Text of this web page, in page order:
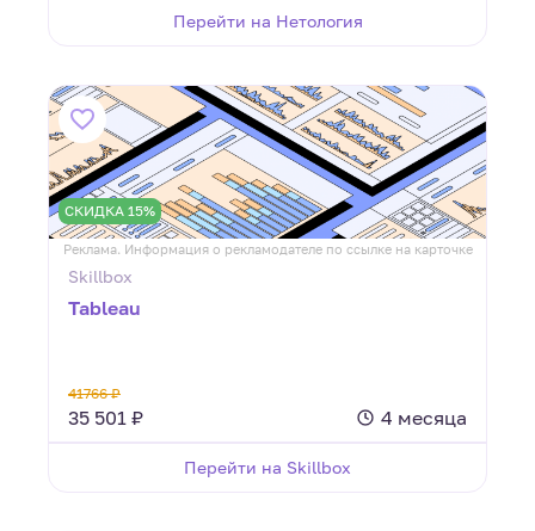
Перейти на Нетология
СКИДКА 15%
Реклама. Информация о рекламодателе по ссылке на карточке
Skillbox
Tableau
41766 ₽
35 501 ₽ 4 месяца
Перейти на Skillbox